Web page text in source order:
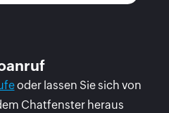
oder lassen Sie sich von
Chatfenster heraus